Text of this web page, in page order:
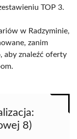
TOP 3.
w Radzyminie,
zanim
aby znaleźć oferty
8)